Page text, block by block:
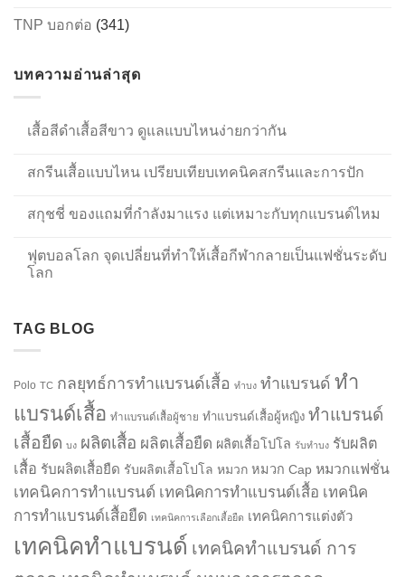
TNP บอกต่อ (341)
บทความอ่านล่าสุด
เสื้อสีดำเสื้อสีขาว ดูแลแบบไหนง่ายกว่ากัน
สกรีนเสื้อแบบไหน เปรียบเทียบเทคนิคสกรีนและการปัก
สกุชชี่ ของแถมที่กำลังมาแรง แต่เหมาะกับทุกแบรนด์ไหม
ฟุตบอลโลก จุดเปลี่ยนที่ทำให้เสื้อกีฬากลายเป็นแฟชั่นระดับ
โลก
TAG BLOG
Polo TC กลยุทธ์การทำแบรนด์เสื้อ ทำบง ทำแบรนด์ ทำ
แบรนด์เสื้อ ทำแบรนด์เสื้อผู้ชาย ทำแบรนด์เสื้อผู้หญิง ทำแบรนด์
เสื้อยืด บง ผลิตเสื้อ ผลิตเสื้อยืด ผลิตเสื้อโปโล รับทำบง รับผลิต
เสื้อ รับผลิตเสื้อยืด รับผลิตเสื้อโปโล หมวก หมวก Cap หมวกแฟชั่น
เทคนิคการทำแบรนด์ เทคนิคการทำแบรนด์เสื้อ เทคนิค
การทำแบรนด์เสื้อยืด เทคนิคการเลือกเสื้อยืด เทคนิคการแต่งตัว
เทคนิคทำแบรนด์ เทคนิคทำแบรนด์ การ